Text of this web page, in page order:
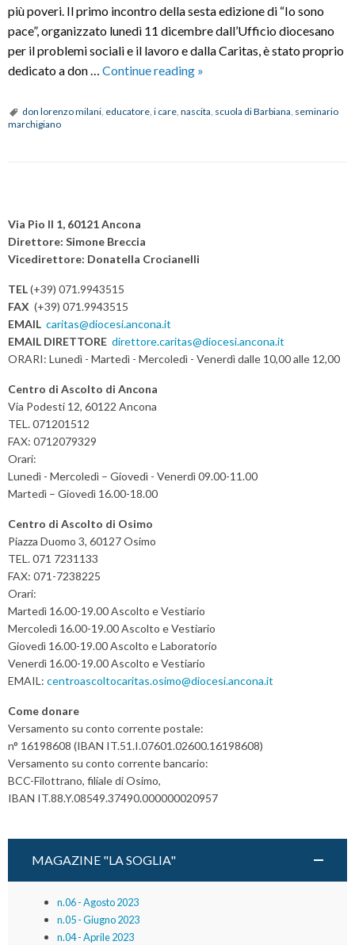
più poveri. Il primo incontro della sesta edizione di “Io sono
pace”, organizzato lunedì 11 dicembre dall’Ufficio diocesano
per il problemi sociali e il lavoro e dalla Caritas, è stato proprio
dedicato a don … Continue reading L’eredità
don
»
don lorenzo milani, educatore, i care, nascita, scuola di Barbiana, seminario
marchigiano
o
s
t
N
a
v
i
g
a
t
i
o
n
Via Pio II 1, 60121 Ancona
Direttore: Simone Breccia
Vicedirettore: Donatella Crocianelli
TEL(+39) 071.9943515
FAX (+39) 071.9943515
EMAIL caritas@diocesi.ancona.it
EMAIL DIRETTORE direttore.caritas@diocesi.ancona.it
ORARI: Lunedì - Martedì - Mercoledì - Venerdì dalle 10,00 alle 12,00
Centro di Ascolto di Ancona
Via Podesti 12, 60122 Ancona
TEL. 071201512
FAX: 0712079329
Orari:
Lunedì - Mercoledì – Giovedì - Venerdì 09.00-11.00
Martedì – Giovedì 16.00-18.00
Centro di Ascolto di Osimo
Piazza Duomo 3, 60127 Osimo
TEL. 071 7231133
FAX: 071-7238225
Orari:
Martedì 16.00-19.00 Ascolto e Vestiario
Mercoledì 16.00-19.00 Ascolto e Vestiario
Giovedì 16.00-19.00 Ascolto e Laboratorio
Venerdì 16.00-19.00 Ascolto e Vestiario
EMAIL: centroascoltocaritas.osimo@diocesi.ancona.it
Come donare
Versamento su conto corrente postale:
n° 16198608 (IBAN IT.51.I.07601.02600.16198608)
Versamento su conto corrente bancario:
BCC-Filottrano, filiale di Osimo,
IBAN IT.88.Y.08549.37490.000000020957
MAGAZINE "LA SOGLIA"
n.06 - Agosto 2023
n.05 - Giugno 2023
n.04 - Aprile 2023